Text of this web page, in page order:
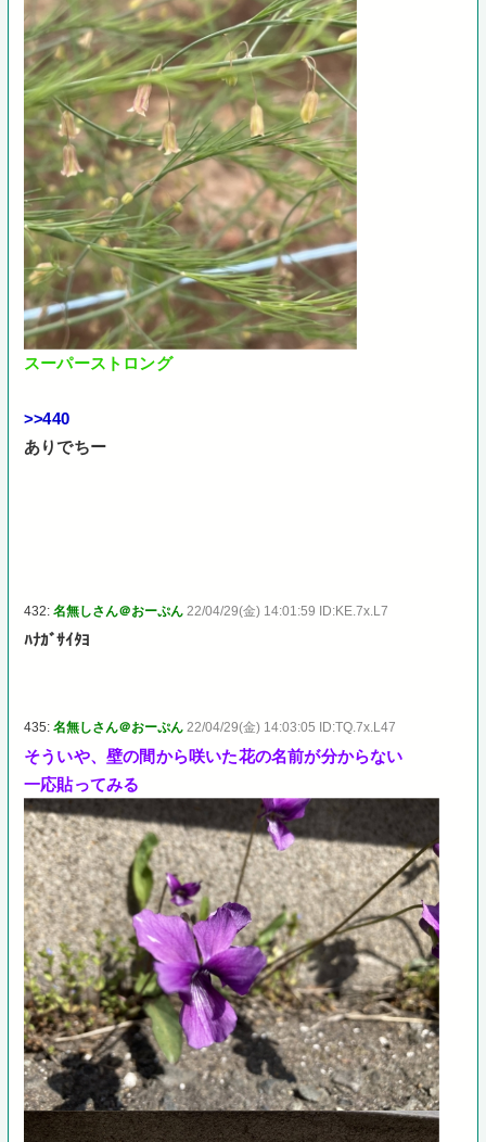
スーパーストロング
>>440
ありでちー
432:名無しさん＠おーぷん 22/04/29(金) 14:01:59 ID:KE.7x.L7
ﾊﾅｶﾞｻｲﾀﾖ
435:名無しさん＠おーぷん 22/04/29(金) 14:03:05 ID:TQ.7x.L47
そういや、壁の間から咲いた花の名前が分からない
一応貼ってみる